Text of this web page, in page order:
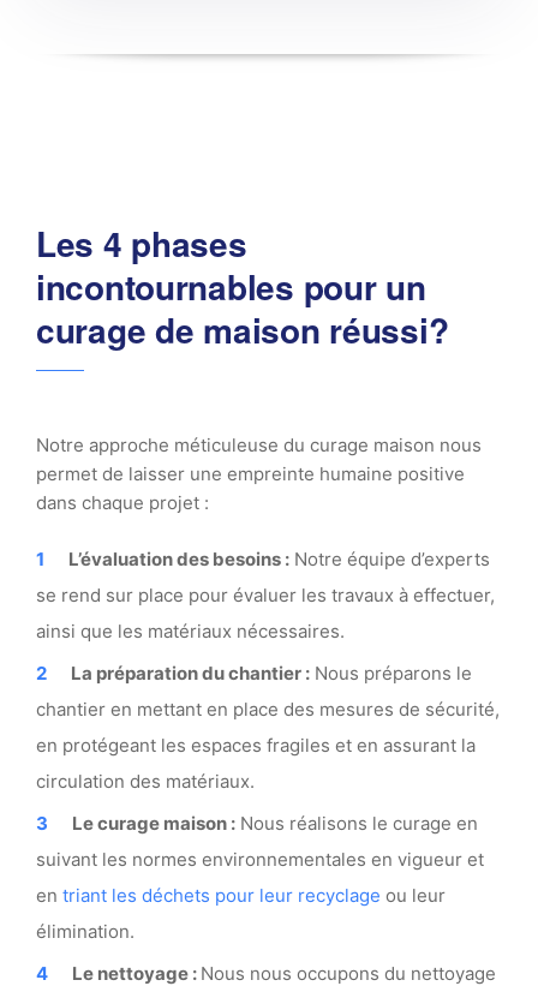
Les 4 phases
incontournables pour un
curage de maison réussi?
Notre approche méticuleuse du curage maison nous
permet de laisser une empreinte humaine positive
dans chaque projet :
L’évaluation des besoins : Notre équipe d’experts
se rend sur place pour évaluer les travaux à effectuer,
ainsi que les matériaux nécessaires.
La préparation du chantier : Nous préparons le
chantier en mettant en place des mesures de sécurité,
en protégeant les espaces fragiles et en assurant la
circulation des matériaux.
Le curage maison : Nous réalisons le curage en
suivant les normes environnementales en vigueur et
en triant les déchets pour leur recyclage ou leur
élimination.
Le nettoyage : Nous nous occupons du nettoyage